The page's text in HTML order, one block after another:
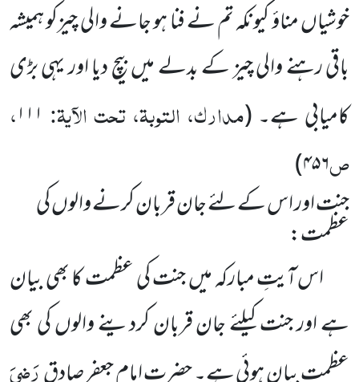
خوشیاں مناؤ کیونکہ تم نے فنا ہو جانے والی چیزکو ہمیشہ
باقی رہنے والی چیز کے بدلے میں بیچ دیا اور یہی بڑی
کامیابی ہے۔ (مدارک، التوبۃ، تحت الآیۃ: ۱۱۱،
ص۴۵۶)
جنت اور اس کے لئے جان قربان کرنے والوں کی
عظمت:
اس آیتِ مبارکہ میں جنت کی عظمت کا بھی بیان
ہے اور جنت کیلئے جان قربان کردینے والوں کی بھی
رَضِیَ